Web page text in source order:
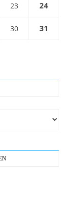
23 24
30 31